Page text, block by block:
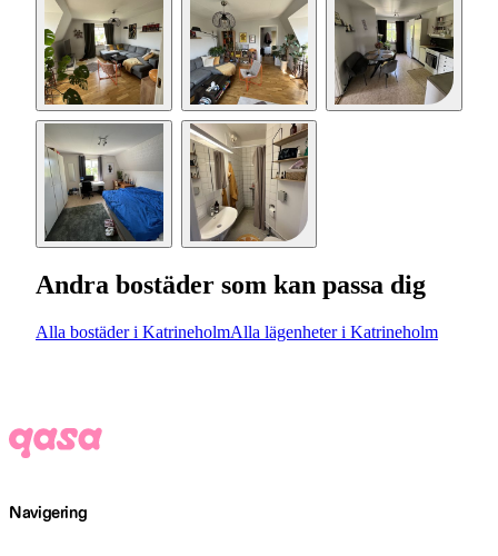
Andra bostäder som kan passa dig
Alla bostäder i KatrineholmAlla lägenheter i Katrineholm
Navigering